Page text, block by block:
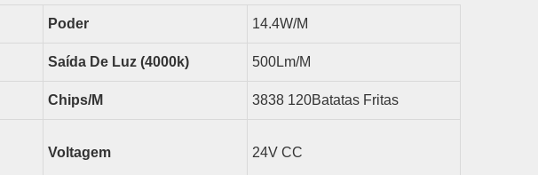
Poder 14.4W/m
Saída De Luz (4000k) 500Lm/m
Chips/m 3838 120Batatas Fritas
Voltagem 24V CC